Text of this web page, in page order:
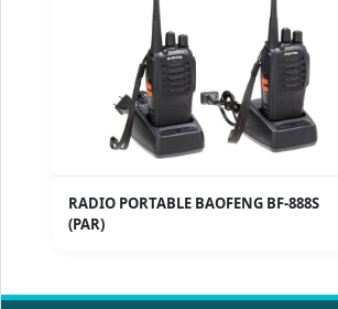
RADIO PORTABLE BAOFENG BF-888S
(PAR)